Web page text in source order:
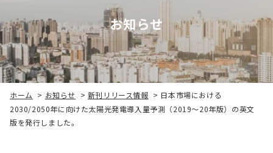
お知らせ
ホーム > お知らせ > 新刊リリース情報 > 日本市場における
2030/2050年に向けた太陽光発電導入量予測（2019～20年版）の英文
版を発行しました。